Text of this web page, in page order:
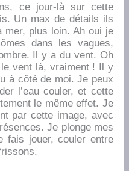
ce jour-là sur cette
Un max de détails ils
mer, plus loin. Ah oui je
dans les vagues,
Il y a du vent. Oh
vent là, vraiment ! Il y
à côté de moi. Je peux
l’eau couler, et cette
le même effet. Je
par cette image, avec
Je plonge mes
fais jouer, couler entre